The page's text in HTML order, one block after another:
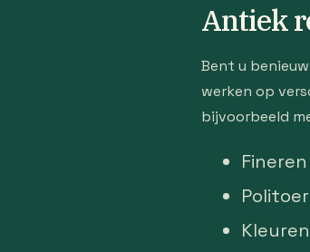
Antiek
Bent u
werken op
bijvoorbeeld
Fineren
Kleuren